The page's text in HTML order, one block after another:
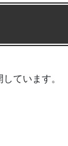
ています。